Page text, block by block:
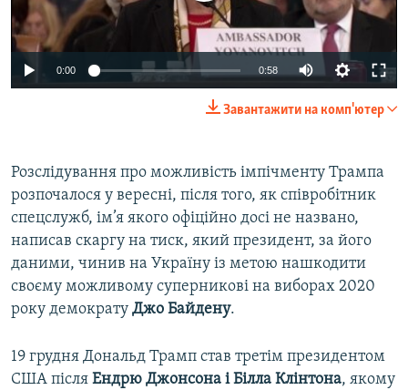
0:00 0:58
Завантажити на комп'ютер
Розслідування про можливість імпічменту Трампа
розпочалося у вересні, після того, як співробітник
спецслужб, ім’я якого офіційно досі не названо,
написав скаргу на тиск, який президент, за його
даними, чинив на Україну із метою нашкодити
своєму можливому суперникові на виборах 2020
року демократу Джо Байдену.
19 грудня Дональд Трамп став третім президентом
США після Ендрю Джонсона і Білла Клінтона, якому